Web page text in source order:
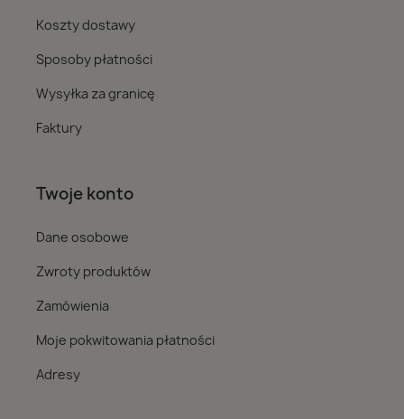
Koszty dostawy
Sposoby płatności
Wysyłka za granicę
Faktury
Twoje konto
Dane osobowe
Zwroty produktów
Zamówienia
Moje pokwitowania płatności
Adresy